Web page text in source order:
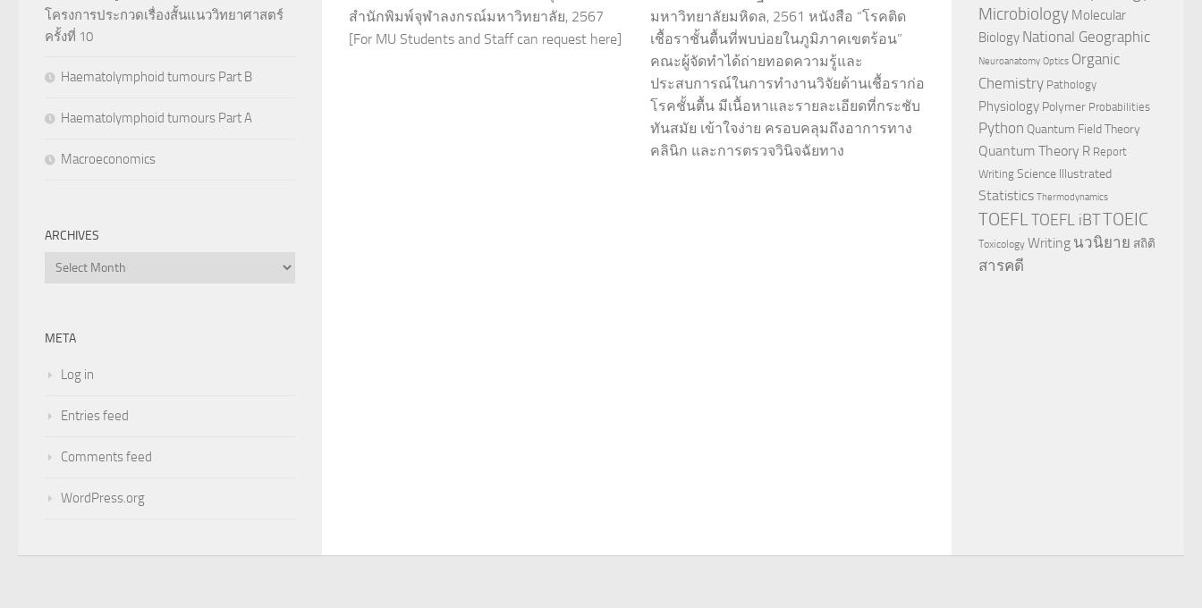
สำนักพิมพ์จุฬาลงกรณ์มหาวิทยาลัย, 2567
[For MU Students and Staff can request here]
มหาวิทยาลัยมหิดล, 2561 หนังสือ “โรคติด
เชื้อราชั้นตื้นที่พบบ่อยในภูมิภาคเขตร้อน”
คณะผู้จัดทำได้ถ่ายทอดความรู้และ
ประสบการณ์ในการทำงานวิจัยด้านเชื้อราก่อ
โรคชั้นตื้น มีเนื้อหาและรายละเอียดที่กระชับ
ทันสมัย เข้าใจง่าย ครอบคลุมถึงอาการทาง
คลินิก และการตรวจวินิจฉัยทาง
โครงการประกวดเรื่องสั้นแนววิทยาศาสตร์
ครั้งที่ 10
Haematolymphoid tumours Part B
Haematolymphoid tumours Part A
Macroeconomics
ARCHIVES
Archives
META
Log in
Entries feed
Comments feed
WordPress.org
Microbiology Molecular
Biology National Geographic
Neuroanatomy Optics Organic
Chemistry Pathology
Physiology Polymer Probabilities
Python Quantum Field Theory
Quantum Theory R Report
Writing Science Illustrated
Statistics Thermodynamics
TOEFL TOEFL iBTTOEIC
Toxicology Writing นวนิยาย สถิติ
สารคดี